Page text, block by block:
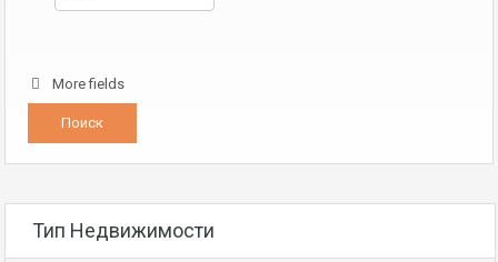
More fields
Тип Недвижимости